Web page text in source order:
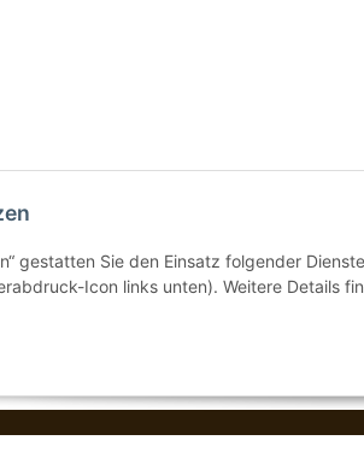
gestatten Sie den Einsatz folgender
Icon links unten). Weitere Details
© Stilecht